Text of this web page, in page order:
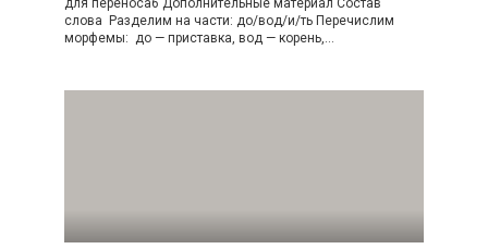
слова Разделим на части: до/вод/и/ть Перечислим
морфемы: до — приставка, вод — корень,…